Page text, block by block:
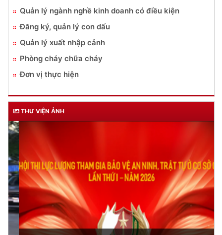
Quản lý ngành nghề kinh doanh có điều kiện
Đăng ký, quản lý con dấu
Quản lý xuất nhập cảnh
Phòng cháy chữa cháy
Đơn vị thực hiện
THƯ VIỆN ẢNH